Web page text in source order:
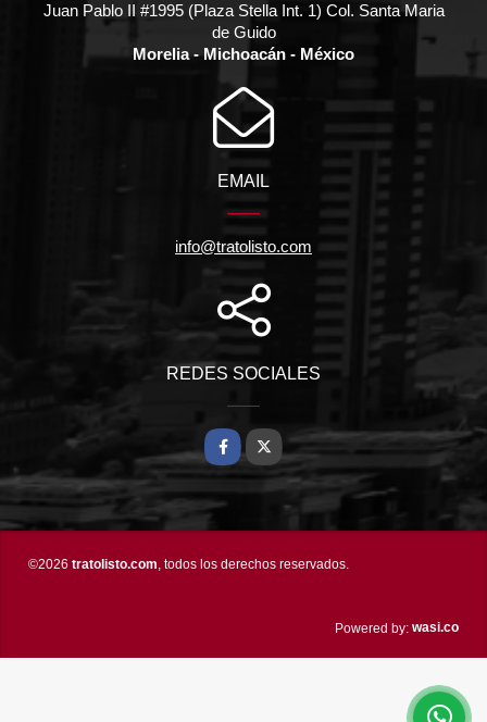
Juan Pablo II #1995 (Plaza Stella Int. 1) Col. Santa Maria
de Guido
Morelia - Michoacán - México
EMAIL
info@tratolisto.com
REDES SOCIALES
Facebook
X
©2026 tratolisto.com, todos los derechos reservados.
Powered by: wasi.co